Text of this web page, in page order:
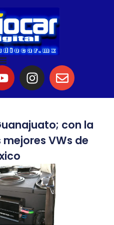
con la
VWs de